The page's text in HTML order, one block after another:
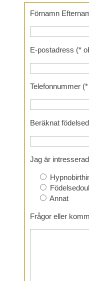
Förnamn
E-postadress (*
Telefonnummer
Beräknat
Jag är
Annat
Frågor eller